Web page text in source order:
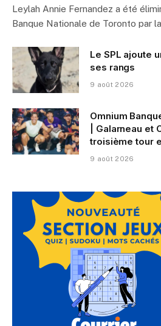
Leylah Annie Fernandez a été
Banque Nationale de Toronto par
Le SPL ajoute
ses rangs
9 août 2026
Omnium
| Galarneau et
troisième tour
9 août 2026